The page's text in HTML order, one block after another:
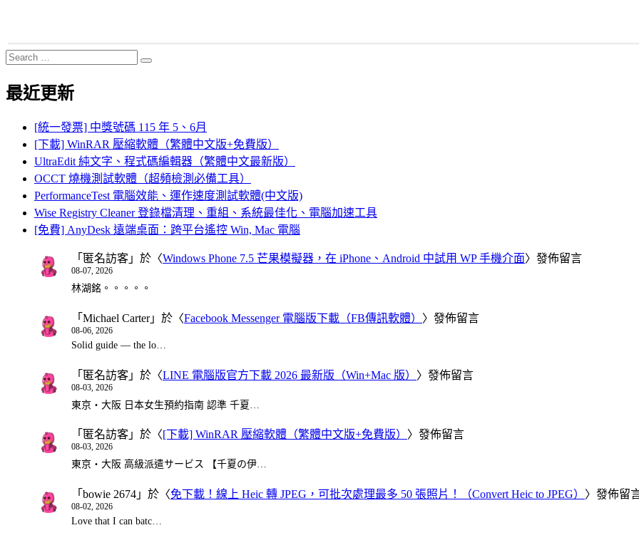
Search
for:
Search
最近更新
[統一發票] 中獎號碼 115 年 5、6月
[下載] WinRAR 壓縮軟體（繁體中文版+免費版）
UltraEdit 純文字、程式碼編輯器（繁體中文最新版）
OCCT 燒機測試軟體（超頻檢測必備工具）
PerformanceTest 電腦效能、運作速度測試軟體(中文版)
Wise Registry Cleaner 登錄檔清理、重組、系統最佳化、電腦加速工具
[免費] AnyDesk 遠端桌面：跨平台遙控 Win, Mac 電腦
「 匿名訪客 」於〈Windows Phone 7.5 芒果模擬器，在 iPhone、Android 中試用 WP 手機介面〉發佈留言
08-07, 2026
林湖銘。。。。。
「 Michael Carter」於〈Facebook Messenger 電腦版下載（FB傳訊軟體） 〉發佈留言
08-06, 2026
Solid guide — the lo…
「 匿名訪客 」於〈LINE 電腦版官方下載 2026 最新版（Win+Mac 版） 〉發佈留言
08-03, 2026
東京・大阪 日本女生預約指南 認準 千夏…
「 匿名訪客 」於〈[下載] WinRAR 壓縮軟體（繁體中文版+免費版） 〉發佈留言
08-03, 2026
東京・大阪 高級派遣サービス 【千夏の伊…
「 bowie 2674 」於〈免下載！線上 Heic 轉 JPEG，可批次處理最多 50 張照片！（Convert Heic to JPEG） 〉發佈留
08-02, 2026
Love that I can batc…